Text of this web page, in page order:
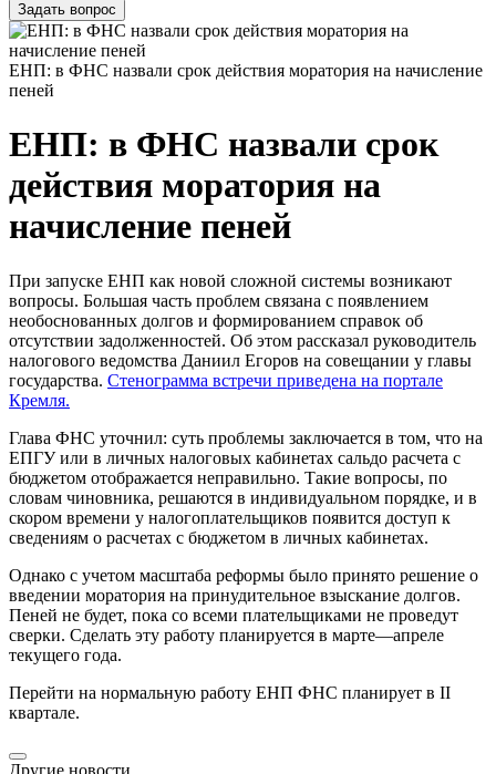
Задать вопрос
ЕНП: в ФНС назвали срок действия моратория на начисление
пеней
ЕНП: в ФНС назвали срок
действия моратория на
начисление пеней
При запуске ЕНП как новой сложной системы возникают
вопросы. Большая часть проблем связана с появлением
необоснованных долгов и формированием справок об
отсутствии задолженностей. Об этом рассказал руководитель
налогового ведомства Даниил Егоров на совещании у главы
государства. Стенограмма встречи приведена на портале
Кремля.
Глава ФНС уточнил: суть проблемы заключается в том, что на
ЕПГУ или в личных налоговых кабинетах сальдо расчета с
бюджетом отображается неправильно. Такие вопросы, по
словам чиновника, решаются в индивидуальном порядке, и в
скором времени у налогоплательщиков появится доступ к
сведениям о расчетах с бюджетом в личных кабинетах.
Однако с учетом масштаба реформы было принято решение о
введении моратория на принудительное взыскание долгов.
Пеней не будет, пока со всеми плательщиками не проведут
сверки. Сделать эту работу планируется в марте—апреле
текущего года.
Перейти на нормальную работу ЕНП ФНС планирует в II
квартале.
Другие новости